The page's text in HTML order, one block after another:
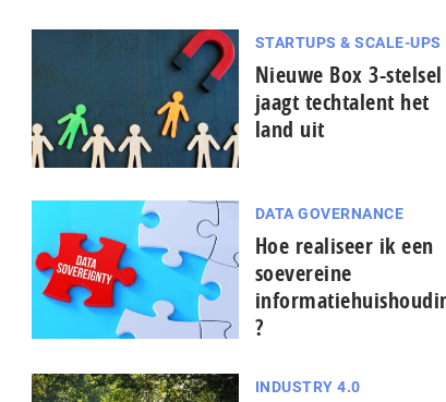
STARTUPS & SCALE-UPS
Nieuwe Box 3-stelsel
jaagt techtalent het
land uit
DATA GOVERNANCE
Hoe realiseer ik een
soevereine
?
INDUSTRY 4.0